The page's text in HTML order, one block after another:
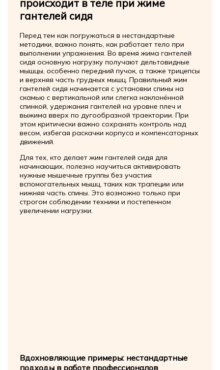
происходит в теле при жиме
гантелей сидя
Перед тем как погружаться в нестандартные
методики, важно понять, как работает тело при
выполнении упражнения. Во время жима гантелей
сидя основную нагрузку получают дельтовидные
мышцы, особенно передний пучок, а также трицепсы
и верхняя часть грудных мышц. Правильный жим
гантелей сидя начинается с установки спины на
скамью с вертикальной или слегка наклонённой
спинкой, удержания гантелей на уровне плеч и
выжима вверх по дугообразной траектории. При
этом критически важно сохранять контроль над
весом, избегая раскачки корпуса и компенсаторных
движений.
Для тех, кто делает жим гантелей сидя для
начинающих, полезно научиться активировать
нужные мышечные группы без участия
вспомогательных мышц, таких как трапеции или
нижняя часть спины. Это возможно только при
строгом соблюдении техники и постепенном
увеличении нагрузки.
Вдохновляющие примеры: нестандартные
подходы в работе профессионалов